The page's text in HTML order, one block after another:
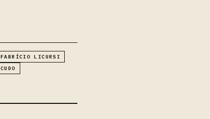
FABRÍCIO LICURSI